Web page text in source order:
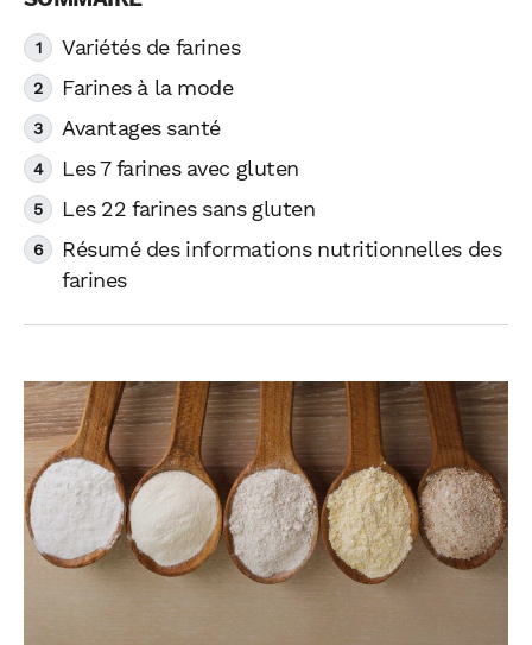
Variétés de farines
Farines à la mode
Avantages santé
Les 7 farines avec gluten
Les 22 farines sans gluten
Résumé des informations nutritionnelles des
farines